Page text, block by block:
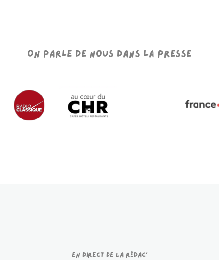
On parle de nous dans la presse
EN DIRECT DE LA RÉDAC’